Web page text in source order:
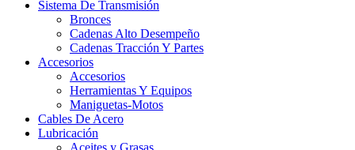
Sistema De Transmisión
Bronces
Cadenas Alto Desempeño
Cadenas Tracción Y Partes
Accesorios
Accesorios
Herramientas Y Equipos
Maniguetas-Motos
Cables De Acero
Lubricación
Aceites y Grasas